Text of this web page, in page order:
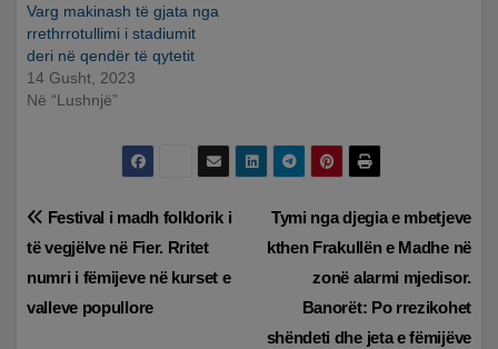
Varg makinash të gjata nga
rrethrrotullimi i stadiumit
deri në qendër të qytetit
14 Gusht, 2023
Në “Lushnjë”
Lëvizje
te
postimet
Tymi nga djegia e mbetjeve
kthen Frakullën e Madhe në
zonë alarmi mjedisor.
Banorët: Po rrezikohet
shëndeti dhe jeta e fëmijëve
Festival i madh folklorik i
të vegjëlve në Fier. Rritet
numri i fëmijeve në kurset e
valleve popullore